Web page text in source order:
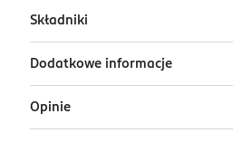
Kryjący podkład do
Idole Ultra Wear
Składniki
Ingredients: : AQUA,
ALCOHOL DENAT., ETHYLHEXYL
TRIMETHYLSILOXYSILICATE,
TITANIUM DIOXIDE, PEG-10
Dodatkowe informacje
PRZYGOTOWANIE I STOSOWANIE
Nałóż Teint Idole Ultra Wear za
Opinie